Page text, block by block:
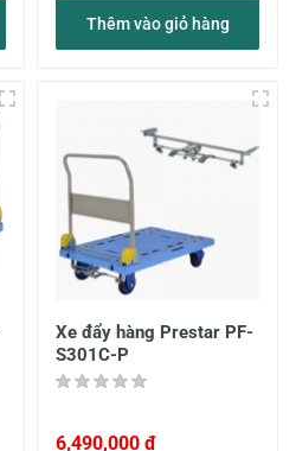
Thêm vào giỏ hàng
Xe đẩy hàng Prestar PF-
S301C-P
6,490,000 đ